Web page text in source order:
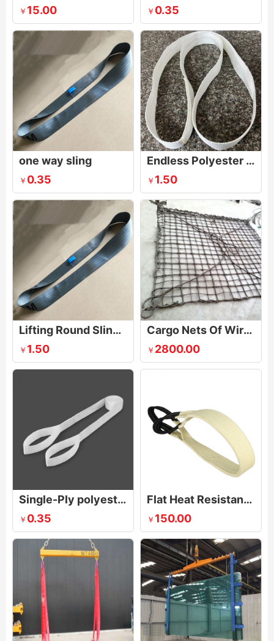
￥ 15.00 ￥ 0.35
one way sling
￥ 0.35
Endless Polyester Lifting Sling Synthetic Webbing Strap Crane Pull
￥ 1.50
Lifting Round Slings Endless Polyester Webbing Straps
￥ 1.50
Cargo Nets Of Wire Rope
￥ 2800.00
Single-Ply polyester Sling
￥ 0.35
Flat Heat Resistant Sling
￥ 150.00